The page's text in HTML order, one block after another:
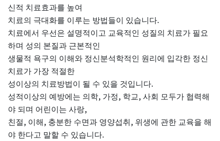
신적 치료효과를 높여
치료의 극대화를 이루는 방법들이 있습니다.
치료에서 우선은 설명적이고 교육적인 성질의 치료가 필요
하며 성의 본질과 근본적인
생물적 욕구의 이해와 정신분석학적인 원리에 입각한 정신
치료가 가장 적절한
성이상의 치료방법이 될 수 있을 것입니다.
성적이상의 예방에는 의학, 가정, 학교, 사회 모두가 협력해
야 되며 어린이는 사랑,
친절, 이해 , 충분한 수면과 영양섭취 , 위생에 관한 교육을 해
야 한다고 말할 수 있습니다.